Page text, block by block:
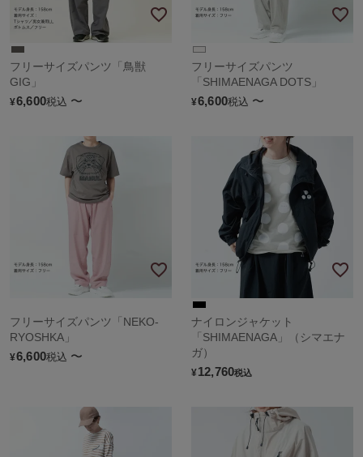
フリーサイズパンツ「鳥獣
GIG」
¥6,600税込 〜
フリーサイズパンツ
「SHIMAENAGA DOTS」
¥6,600税込 〜
フリーサイズパンツ「NEKO-
RYOSHKA」
¥6,600税込 〜
ナイロンジャケット
「SHIMAENAGA」（シマエナ
ガ）
¥12,760税込